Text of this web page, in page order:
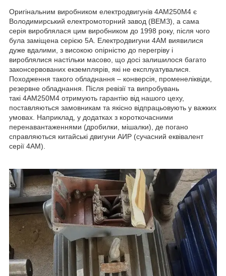
Оригінальним виробником електродвигунів 4АМ250М4 є
Володимирський електромоторний завод (ВЕМЗ), а сама
серія вироблялася цим виробником до 1998 року, після чого
була заміщена серією 5А. Електродвигуни 4АМ виявилися
дуже вдалими, з високою опірністю до перегріву і
вироблялися настільки масово, що досі залишилося багато
законсервованих екземплярів, які не експлуатувалися.
Походження такого обладнання – конверсія, променеліквіди,
резервне обладнання. Після ревізії та випробувань
такі 4АМ250М4 отримують гарантію від нашого цеху,
поставляються замовникам та якісно відпрацьовують у важких
умовах. Наприклад, у додатках з короткочасними
перенавантаженнями (дробилки, мішалки), де погано
справляються китайські двигуни АИР (сучасний еквівалент
серії 4АМ).